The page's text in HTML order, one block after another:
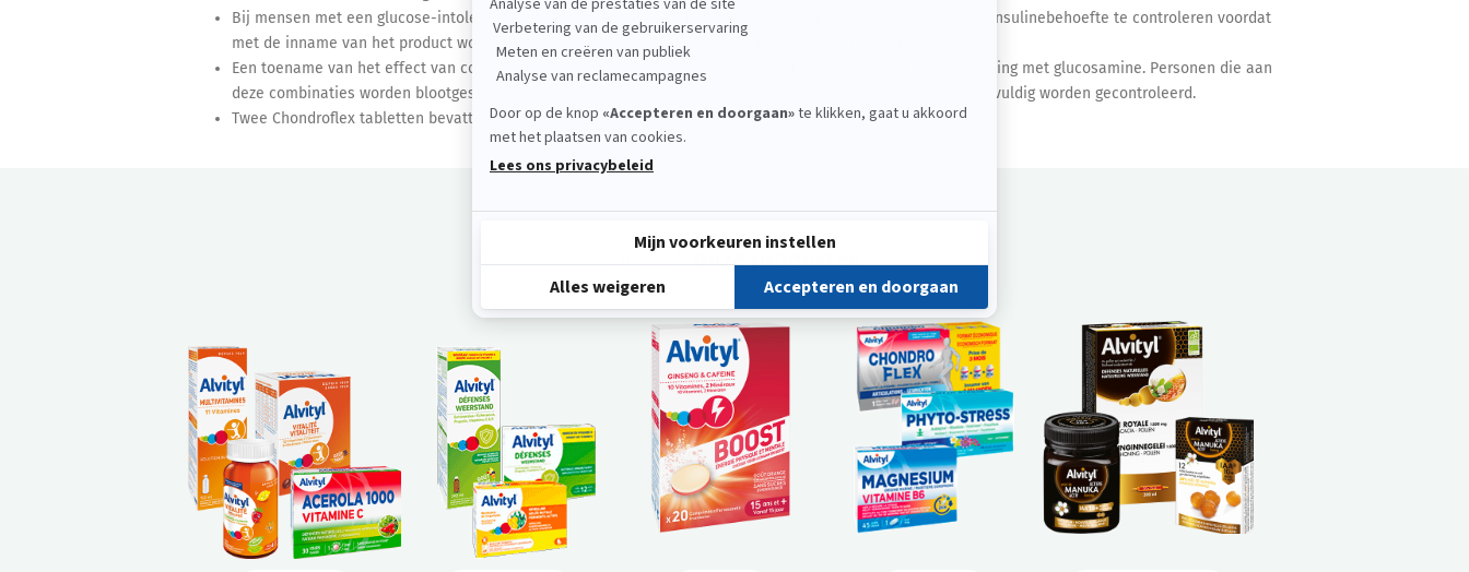
Bij mensen met een glucose-intolerantie wordt aanbevolen om de bloedglucosespiegel en, indien nodig, de insulinebehoefte te controleren voordat
met de inname van het product wordt begonnen en op regelmatige tussenpozen tijdens de inname.
Een toename van het effect van coumarine anticoagulantia is waargenomen tijdens de gelijktijdige behandeling met glucosamine. Personen die aan
deze combinaties worden blootgesteld, moeten aan het begin en het einde van de glucosamine-inname zorgvuldig worden gecontroleerd.
Twee Chondroflex tabletten bevatten 118mg kalium en 240mg natrium.
Ontdekonze producten